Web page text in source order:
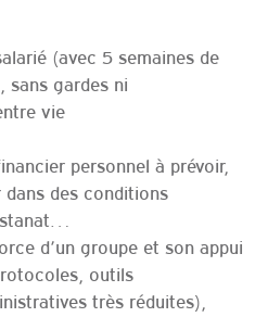
(avec 5 semaines de
sans gardes ni
vie
personnel à prévoir,
dans des conditions
d’un groupe et son appui
outils
très réduites),